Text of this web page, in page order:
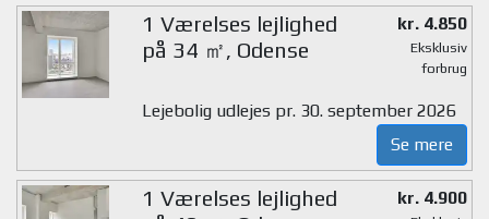
1 Værelses lejlighed
på 34 ㎡, Odense
kr. 4.850
Eksklusiv
forbrug
Lejebolig udlejes pr. 30. september 2026
Se mere
1 Værelses lejlighed
kr. 4.900